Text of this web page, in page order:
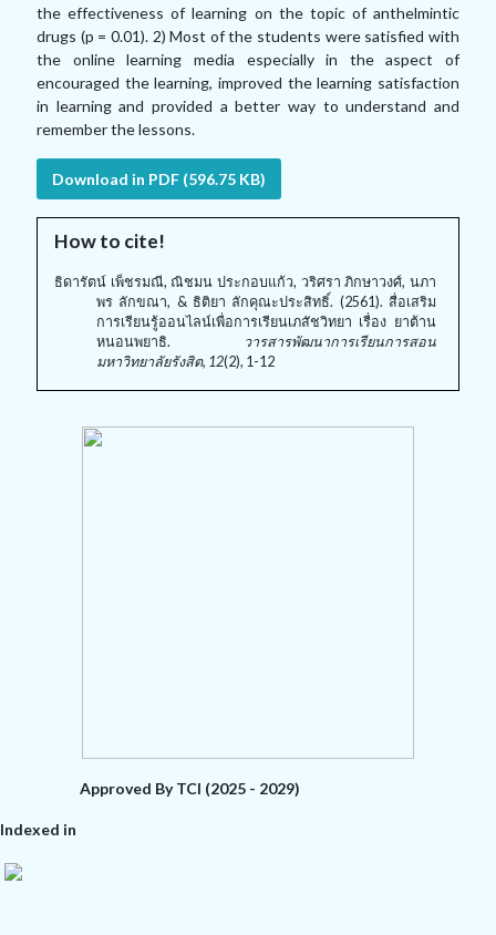
the effectiveness of learning on the topic of anthelmintic
drugs (p = 0.01). 2) Most of the students were satisfied with
the online learning media especially in the aspect of
encouraged the learning, improved the learning satisfaction
in learning and provided a better way to understand and
remember the lessons.
Download in PDF (596.75 KB)
How to cite!
ธิดารัตน์ เพ็ชรมณี, ณิชมน ประกอบแก้ว, วริศรา ภิกษาวงศ์, นภา
พร ลักขณา, & ธิติยา ลักคุณะประสิทธิ์. (2561). สื่อเสริม
การเรียนรู้ออนไลน์เพื่อการเรียนเภสัชวิทยา เรื่อง ยาต้าน
หนอนพยาธิ.
วารสารพัฒนาการเรียนการสอน
มหาวิทยาลัยรังสิต, 12(2), 1-12
Approved By TCI (2025 - 2029)
Indexed in